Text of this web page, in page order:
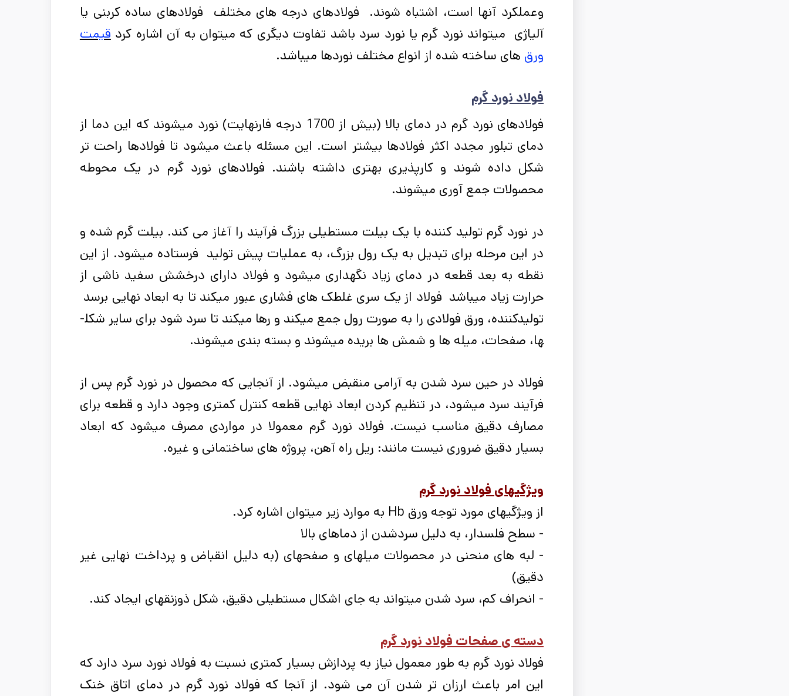
وعملکرد آن­ها است، اشتباه شوند. فولادهای درجه ­های مختلف فولادهای ساده ­کربنی یا
آلیاژی می­تواند نورد گرم یا نورد سرد باشد تفاوت دیگری که میتوان به آن اشاره کرد قیمت
ورق های ساخته شده از انواع مختلف نوردها میباشد.
فولاد نورد گرم
فولادهای نورد گرم در دمای بالا (بیش از 1700 درجه فارنهایت) نورد می­شوند که این دما از
دمای تبلور مجدد اکثر فولادها بیشتر است. این مسئله باعث می­شود تا فولادها راحت ­تر
شکل داده ­شوند و کارپذیری بهتری داشته ­باشند. فولادهای نورد گرم در یک محوطه
محصولات جمع ­آوری می­شوند.
در نورد گرم تولید کننده با یک بیلت مستطیلی بزرگ فرآیند را آغاز می­ کند. بیلت گرم شده و
در این مرحله برای تبدیل به یک رول بزرگ، به عملیات پیش ­تولید فرستاده می­شود. از این
نقطه به بعد قطعه در دمای زیاد نگهداری می­شود و فولاد دارای درخشش سفید ناشی از
حرارت زیاد می­باشد فولاد از یک سری غلطک ­های فشاری عبور می­کند تا به ابعاد نهایی برسد
تولیدکننده، ورق فولادی را به صورت رول جمع می­کند و رها می­کند تا سرد شود برای سایر شکل­
ها، صفحات، میله ­ها و شمش ­ها بریده می­شوند و بسته­ بندی می­شوند.
فولاد در حین سرد شدن به آرامی منقبض می­شود. از آنجایی که محصول در نورد گرم پس از
فرآیند سرد می­شود، در تنظیم کردن ابعاد نهایی قطعه کنترل کمتری وجود دارد و قطعه برای
مصارف دقیق مناسب نیست. فولاد نورد گرم معمولا در مواردی مصرف می­شود که ابعاد
بسیار دقیق ضروری نیست مانند: ریل راه­ آهن، پروژه ­های ساختمانی و غیره.
ویژگیهای فولاد نورد گرم
از ویژگیهای مورد توجه ورق Hb به موارد زیر میتوان اشاره کرد.
- سطح فلس­دار، به دلیل سردشدن از دماهای بالا
- لبه­ های منحنی در محصولات میله­ای و صفحه­ای (به دلیل انقباض و پرداخت نهایی غیر
دقیق)
- انحراف کم، سرد شدن می­تواند به جای اشکال مستطیلی دقیق، شکل ذوزنقه­ای ایجاد کند.
دسته ­ی صفحات فولاد نورد گرم
فولاد نورد گرم به طور معمول نیاز به پردازش بسیار کمتری نسبت به فولاد نورد سرد دارد که
این امر باعث ارزان تر شدن آن می شود. از آنجا که فولاد نورد گرم در دمای اتاق خنک